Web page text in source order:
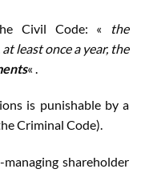
Civil Code: «
the
least once a year, the
« .
is punishable by a
Criminal Code).
shareholder